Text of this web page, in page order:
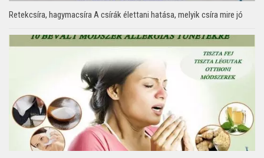
Retekcsíra, hagymacsíra A csírák élettani hatása, melyik csíra mire jó